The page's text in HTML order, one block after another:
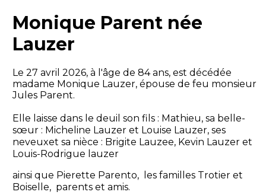
Monique Parent née
Lauzer
Le 27 avril 2026, à l'âge de 84 ans, est décédée
madame Monique Lauzer, épouse de feu monsieur
Jules Parent.
Elle laisse dans le deuil son fils : Mathieu, sa belle-
sœur : Micheline Lauzer et Louise Lauzer, ses
neveuxet sa nièce : Brigite Lauzee, Kevin Lauzer et
Louis-Rodrigue lauzer
ainsi que Pierette Parento, les familles Trotier et
Boiselle, parents et amis.